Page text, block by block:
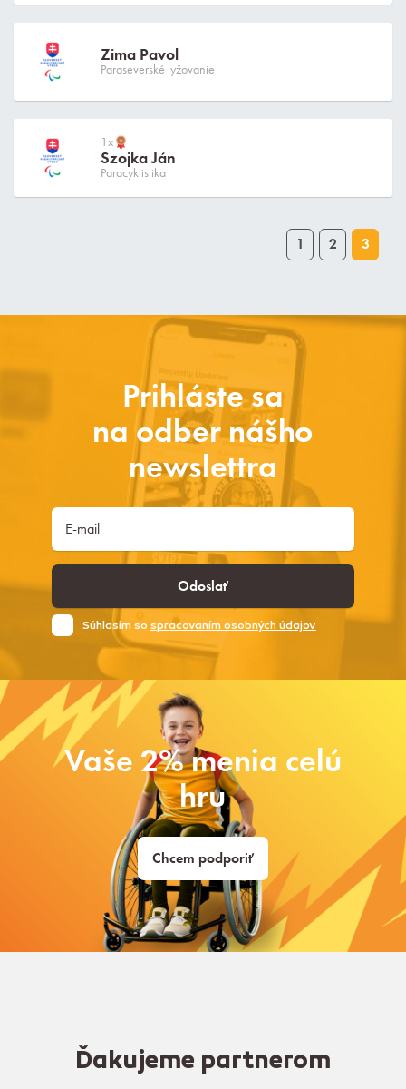
Zima Pavol
Paraseverské lyžovanie
1x
Szojka Ján
Paracyklistika
1 2 3
Prihláste sa
na odber nášho
newslettra
Odoslať
Súhlasim so spracovaním osobných údajov
Vaše 2% menia celú
hru
Chcem podporiť
Ďakujeme partnerom